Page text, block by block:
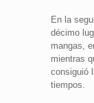
En la
décimo
mangas,
mientras
consiguió
tiempos.